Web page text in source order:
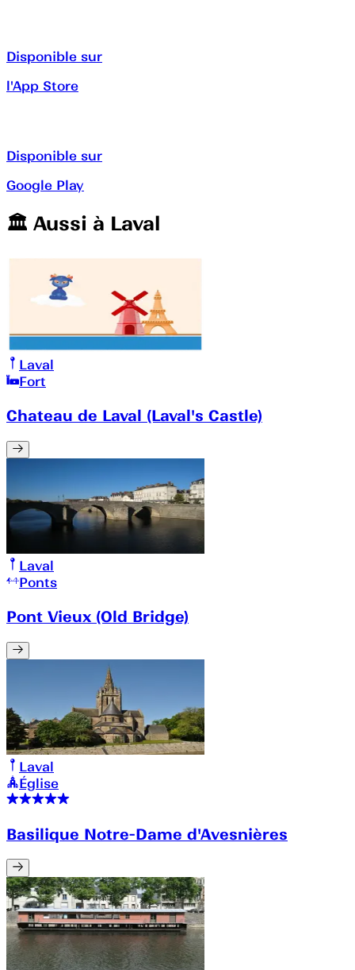
Disponible sur
l'App Store
Disponible sur
Google Play
🏛️️ Aussi à Laval
Laval
Fort
Chateau de Laval (Laval's Castle)
Laval
Ponts
Pont Vieux (Old Bridge)
Laval
Église
Basilique Notre-Dame d'Avesnières